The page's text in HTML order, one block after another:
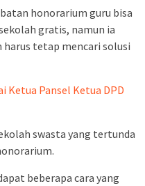
honorarium guru bisa
gratis, namun ia
harus tetap mencari solusi
Ketua Pansel Ketua DPD
swasta yang tertunda
beberapa cara yang